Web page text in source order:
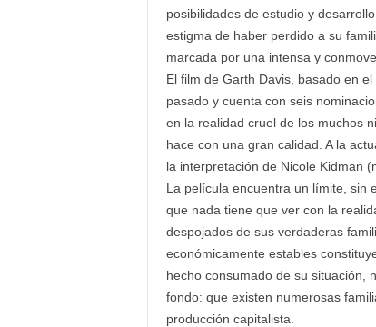
posibilidades de estudio y
estigma de haber perdido a su
marcada por una intensa y
El film de Garth Davis, basado en
pasado y cuenta con seis
en la realidad cruel de los muchos
hace con una gran calidad. A la
la interpretación de Nicole Kidman
La película encuentra un límite, sin
que nada tiene que ver con la
despojados de sus verdaderas
económicamente estables
hecho consumado de su situación,
fondo: que existen numerosas
producción capitalista.